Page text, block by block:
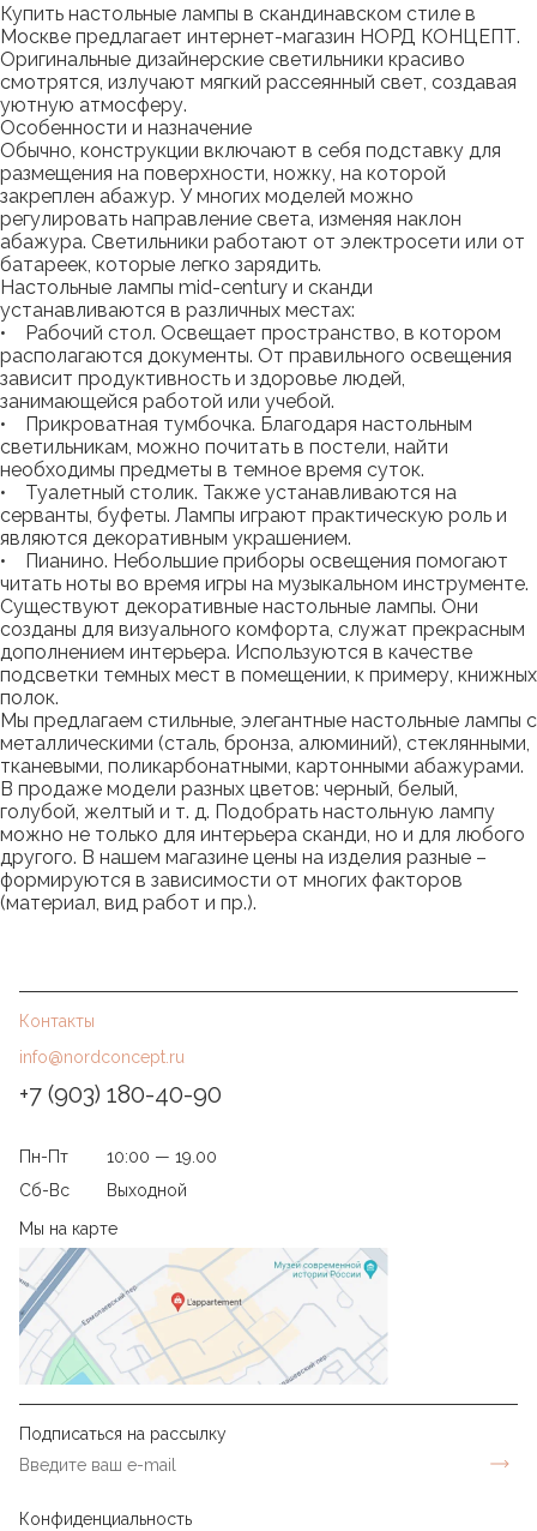
Купить настольные лампы в скандинавском стиле в
Москве предлагает интернет-магазин НОРД КОНЦЕПТ.
Оригинальные дизайнерские светильники красиво
смотрятся, излучают мягкий рассеянный свет, создавая
уютную атмосферу.
Особенности и назначение
Обычно, конструкции включают в себя подставку для
размещения на поверхности, ножку, на которой
закреплен абажур. У многих моделей можно
регулировать направление света, изменяя наклон
абажура. Светильники работают от электросети или от
батареек, которые легко зарядить.
Настольные лампы mid-century и сканди
устанавливаются в различных местах:
• Рабочий стол. Освещает пространство, в котором
располагаются документы. От правильного освещения
зависит продуктивность и здоровье людей,
занимающейся работой или учебой.
• Прикроватная тумбочка. Благодаря настольным
светильникам, можно почитать в постели, найти
необходимы предметы в темное время суток.
• Туалетный столик. Также устанавливаются на
серванты, буфеты. Лампы играют практическую роль и
являются декоративным украшением.
• Пианино. Небольшие приборы освещения помогают
читать ноты во время игры на музыкальном инструменте.
Существуют декоративные настольные лампы. Они
созданы для визуального комфорта, служат прекрасным
дополнением интерьера. Используются в качестве
подсветки темных мест в помещении, к примеру, книжных
полок.
Мы предлагаем стильные, элегантные настольные лампы с
металлическими (сталь, бронза, алюминий), стеклянными,
тканевыми, поликарбонатными, картонными абажурами.
В продаже модели разных цветов: черный, белый,
голубой, желтый и т. д. Подобрать настольную лампу
можно не только для интерьера сканди, но и для любого
другого. В нашем магазине цены на изделия разные –
формируются в зависимости от многих факторов
(материал, вид работ и пр.).
Контакты
info@nordconcept.ru
+7 (903) 180-40-90
Пн-Пт
10:00 — 19.00
Сб-Вс
Выходной
Мы на карте
Подписаться на рассылку
Конфиденциальность